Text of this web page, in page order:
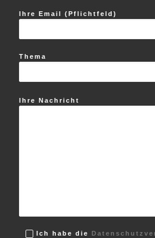
Ihre Email (Pflichtfeld)
Thema
Ihre Nachricht
Ich habe die